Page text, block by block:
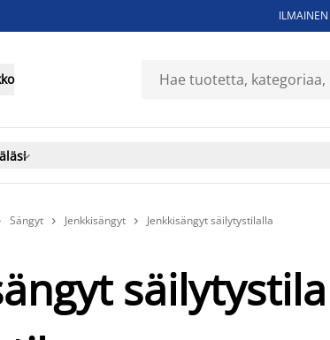

Sängyt  Jenkkisängyt  Jenkkisängyt säilytystilalla